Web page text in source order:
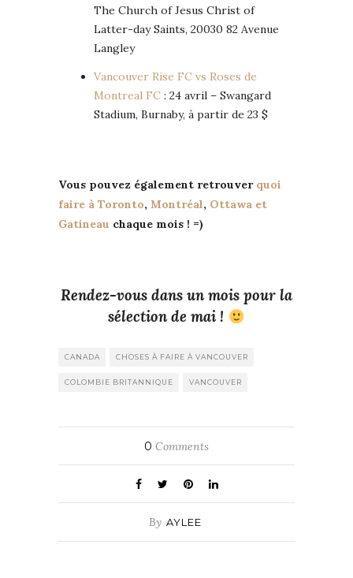
The Church of Jesus Christ of
Latter-day Saints, 20030 82 Avenue
Langley
Vancouver Rise FC vs Roses de
Montreal FC : 24 avril – Swangard
Stadium, Burnaby, à partir de 23 $
Vous pouvez également retrouver quoi
faire à Toronto, Montréal, Ottawa et
Gatineau chaque mois ! =)
Rendez-vous dans un mois pour la
sélection de mai !
CANADA CHOSES À FAIRE À VANCOUVER
COLOMBIE BRITANNIQUE VANCOUVER
0 Comments
By AYLEE